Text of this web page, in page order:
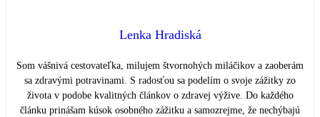
Lenka Hradiská
Som vášnivá cestovateľka, milujem štvornohých miláčikov a zaoberám
sa zdravými potravinami. S radosťou sa podelím o svoje zážitky zo
života v podobe kvalitných článkov o zdravej výžive. Do každého
článku prinášam kúsok osobného zážitku a samozrejme, že nechýbajú